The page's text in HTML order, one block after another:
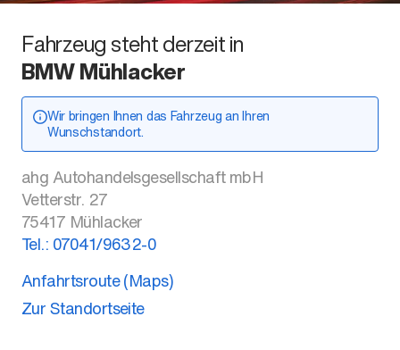
Fahrzeug steht derzeit in
BMW Mühlacker
Wir bringen Ihnen das Fahrzeug an Ihren
Wunschstandort.
ahg Autohandelsgesellschaft mbH
Vetterstr. 27
75417 Mühlacker
Tel.: 07041/9632-0
Anfahrtsroute (Maps)
Zur Standortseite